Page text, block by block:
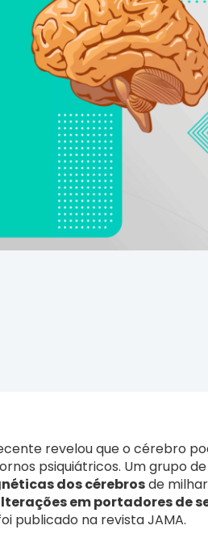
revelou que o cérebro
psiquiátricos. Um grupo
dos cérebrosde
em portadores de
publicado na revista JAMA.